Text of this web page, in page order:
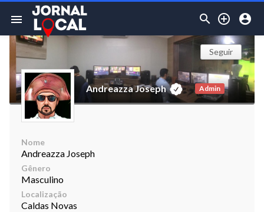
menu   
Andreazza Joseph Admin
Seguir
Nome
Andreazza Joseph
Gênero
Masculino
Localização
Caldas Novas